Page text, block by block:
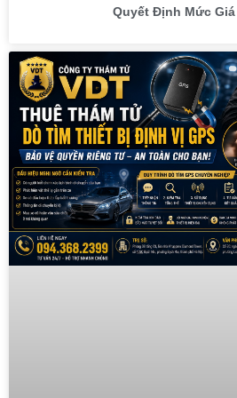
Quyết Định Mức Giá